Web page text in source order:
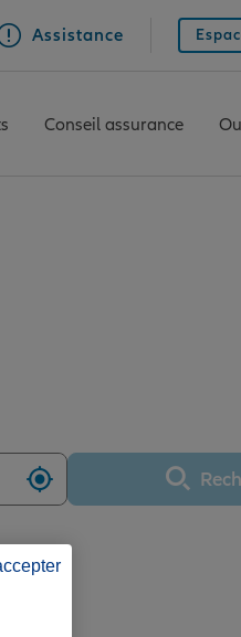
Assistance
Conseil assurance
Utiliser ma position